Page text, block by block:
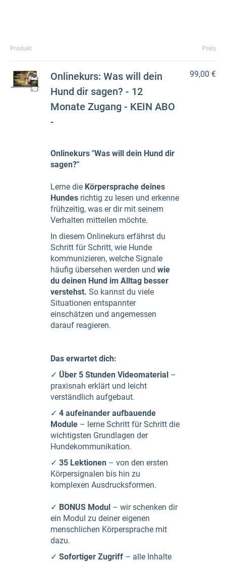
Produkt Preis
Onlinekurs: Was will dein
Hund dir sagen? - 12
Monate Zugang - KEIN ABO
-
Onlinekurs "Was will dein Hund dir
sagen?"
Lerne die Körpersprache deines
Hundes richtig zu lesen und erkenne
frühzeitig, was er dir mit seinem
Verhalten mitteilen möchte.
In diesem Onlinekurs erfährst du
Schritt für Schritt, wie Hunde
kommunizieren, welche Signale
häufig übersehen werden und wie
du deinen Hund im Alltag besser
verstehst. So kannst du viele
Situationen entspannter
einschätzen und angemessen
darauf reagieren.
Das erwartet dich:
✓ Über 5 Stunden Videomaterial –
praxisnah erklärt und leicht
verständlich aufgebaut.
✓ 4 aufeinander aufbauende
Module – lerne Schritt für Schritt die
wichtigsten Grundlagen der
Hundekommunikation.
✓ 35 Lektionen – von den ersten
Körpersignalen bis hin zu
komplexen Ausdrucksformen.
✓ BONUS Modul – wir schenken dir
ein Modul zu deiner eigenen
menschlichen Körpersprache mit
dazu.
✓ Sofortiger Zugriff – alle Inhalte
99,00 €